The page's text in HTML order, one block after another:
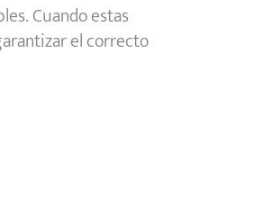
Cuando estas
el correcto